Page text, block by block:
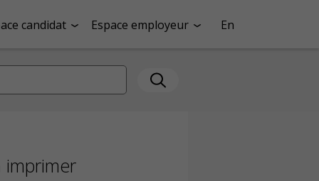
candidat Espace employeur En
imprimer